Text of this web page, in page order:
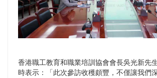
香港職工教育和職業培訓協會會長吳光新先
時表示：「此次參訪收穫頗豐，不僅讓我們